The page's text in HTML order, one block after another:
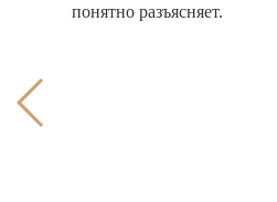
понятно разъясняет.